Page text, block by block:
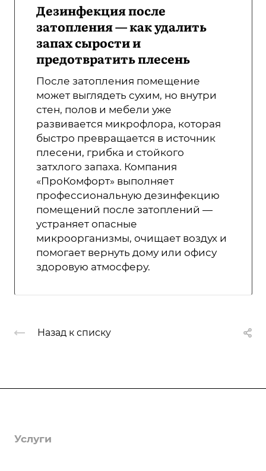
Дезинфекция после
затопления — как удалить
запах сырости и
предотвратить плесень
После затопления помещение
может выглядеть сухим, но внутри
стен, полов и мебели уже
развивается микрофлора, которая
быстро превращается в источник
плесени, грибка и стойкого
затхлого запаха. Компания
«ПроКомфорт» выполняет
профессиональную дезинфекцию
помещений после затоплений —
устраняет опасные
микроорганизмы, очищает воздух и
помогает вернуть дому или офису
здоровую атмосферу.
Назад к списку
О компании
Услуги